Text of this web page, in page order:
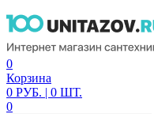
0
Корзина
0 РУБ. | 0 ШТ.
0